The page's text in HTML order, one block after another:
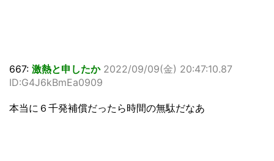
667: 激熱と申したか 2022/09/09(金) 20:47:10.87
ID:G4J6kBmEa0909
本当に６千発補償だったら時間の無駄だなあ